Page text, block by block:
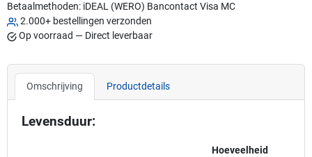
Betaalmethoden: iDEAL (WERO) Bancontact Visa MC
2.000+ bestellingen verzonden
Op voorraad — Direct leverbaar
Omschrijving Productdetails
Levensduur:
Hoeveelheid